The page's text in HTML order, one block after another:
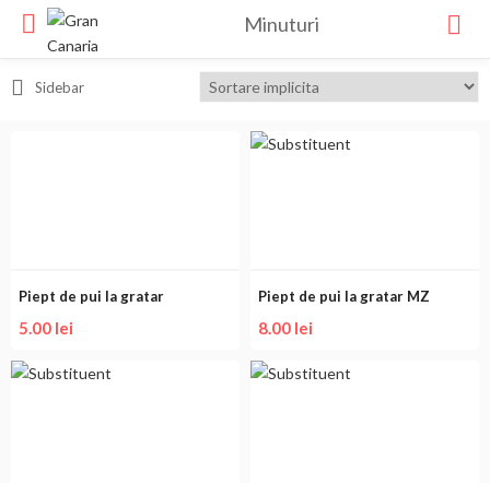
Minuturi
Sidebar
Piept de pui la gratar
5.00 lei
Piept de pui la gratar MZ
8.00 lei